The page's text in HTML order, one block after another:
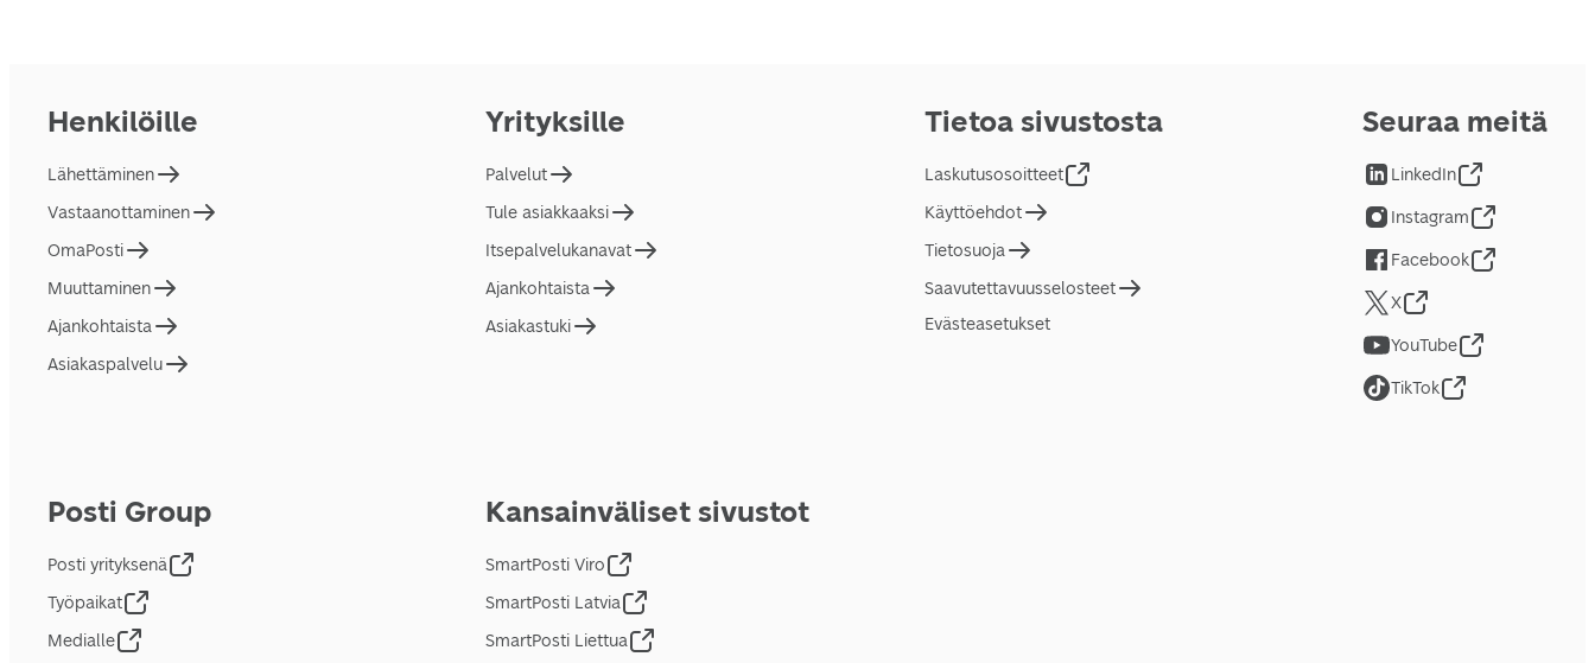
Henkilöille
Lähettäminen
Vastaanottaminen
OmaPosti
Muuttaminen
Ajankohtaista
Asiakaspalvelu
Yrityksille
Palvelut
Tule asiakkaaksi
Itsepalvelukanavat
Ajankohtaista
Asiakastuki
Tietoa sivustosta
Laskutusosoitteet
Käyttöehdot
Tietosuoja
Saavutettavuusselosteet
Evästeasetukset
Posti Group
Posti yrityksenä
Työpaikat
Medialle
Kansainväliset sivustot
SmartPosti Viro
SmartPosti Latvia
SmartPosti Liettua
Seuraa meitä
LinkedIn
Instagram
Facebook
X
YouTube
TikTok